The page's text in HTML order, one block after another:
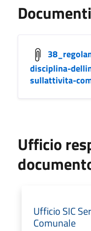
Documenti
disciplina-
sullattivita-
Ufficio
Ufficio SIC
Comunale